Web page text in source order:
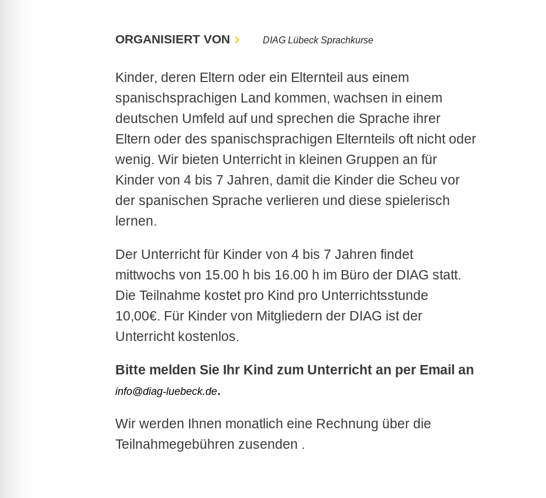
ORGANISIERT VON DIAG Lübeck Sprachkurse
Kinder, deren Eltern oder ein Elternteil aus einem
spanischsprachigen Land kommen, wachsen in einem
deutschen Umfeld auf und sprechen die Sprache ihrer
Eltern oder des spanischsprachigen Elternteils oft nicht oder
wenig. Wir bieten Unterricht in kleinen Gruppen an für
Kinder von 4 bis 7 Jahren, damit die Kinder die Scheu vor
der spanischen Sprache verlieren und diese spielerisch
lernen.
Der Unterricht für Kinder von 4 bis 7 Jahren findet
mittwochs von 15.00 h bis 16.00 h im Büro der DIAG statt.
Die Teilnahme kostet pro Kind pro Unterrichtsstunde
10,00€. Für Kinder von Mitgliedern der DIAG ist der
Unterricht kostenlos.
Bitte melden Sie Ihr Kind zum Unterricht an per Email an
info@diag-luebeck.de.
Wir werden Ihnen monatlich eine Rechnung über die
Teilnahmegebühren zusenden .